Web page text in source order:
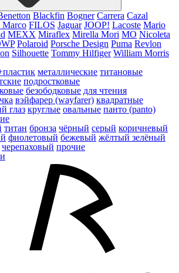
Blackfin Bogner Carrera Cazal
Marco FILOS Jaguar JOOP! Lacoste Mario
MEXX Miraflex Mirella Mori MO Nicoleta
Polaroid Porsche Design Puma Revlon
Silhouette Tommy Hilfiger William Morris
металлические титановые
подростковые
безободковые для чтения
вэйфарер (wayfarer) квадратные
глаз круглые овальные панто (panto)
титан бронза чёрный серый коричневый
фиолетовый бежевый жёлтый зелёный
черепаховый прочие